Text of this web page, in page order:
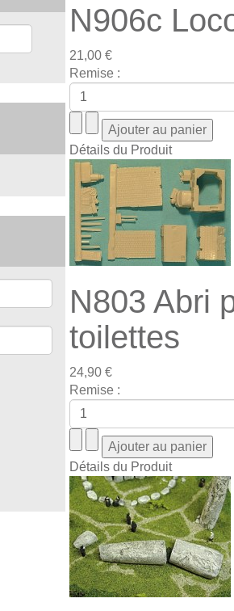
N906c
21,00 €
Remise :
Détails du Produit
N803 Abri
toilettes
24,90 €
Remise :
Détails du Produit